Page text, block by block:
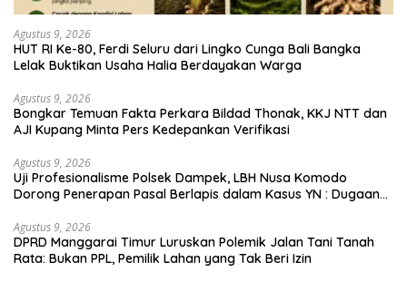
Agustus 9, 2026
HUT RI Ke-80, Ferdi Seluru dari Lingko Cunga Bali Bangka
Lelak Buktikan Usaha Halia Berdayakan Warga
Agustus 9, 2026
Bongkar Temuan Fakta Perkara Bildad Thonak, KKJ NTT dan
AJI Kupang Minta Pers Kedepankan Verifikasi
Agustus 9, 2026
Uji Profesionalisme Polsek Dampek, LBH Nusa Komodo
Dorong Penerapan Pasal Berlapis dalam Kasus YN : Dugaan
Agustus 9, 2026
DPRD Manggarai Timur Luruskan Polemik Jalan Tani Tanah
Rata: Bukan PPL, Pemilik Lahan yang Tak Beri Izin